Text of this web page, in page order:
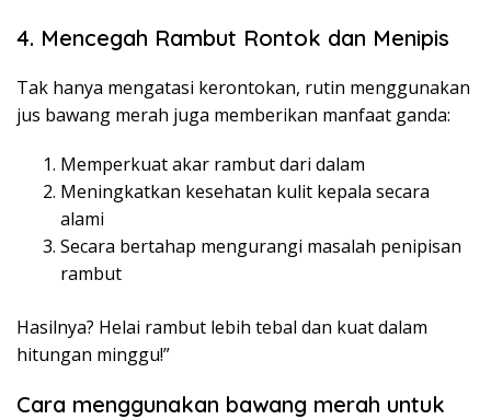
4. Mencegah Rambut Rontok dan Menipis
Tak hanya mengatasi kerontokan, rutin menggunakan
jus bawang merah juga memberikan manfaat ganda:
Memperkuat akar rambut dari dalam
Meningkatkan kesehatan kulit kepala secara
alami
Secara bertahap mengurangi masalah penipisan
rambut
Hasilnya? Helai rambut lebih tebal dan kuat dalam
hitungan minggu!”
Cara menggunakan bawang merah untuk